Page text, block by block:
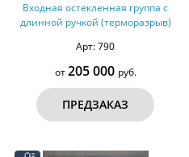
Входная остекленная группа с
длинной ручкой (терморазрыв)
Арт: 790
от205 000 руб.
ПРЕДЗАКАЗ